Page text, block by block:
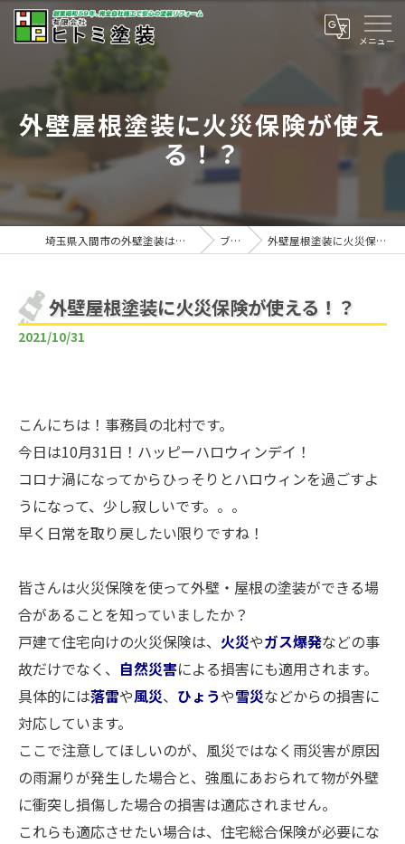
外壁屋根塗装に火災保険が使え
る！？
埼玉県入間市の外壁塗装は有限会社ヒトミ塗装 ブログ 外壁屋根塗装に火災保険が使える！？
外壁屋根塗装に火災保険が使える！？
2021/10/31
こんにちは！事務員の北村です。
今日は10月31日！ハッピーハロウィンデイ！
コロナ渦になってからひっそりとハロウィンを過ごすよ
うになって、少し寂しいです。。。
早く日常を取り戻したい限りですね！
皆さんは火災保険を使って外壁・屋根の塗装ができる場
合があることを知っていましたか？
戸建て住宅向けの火災保険は、 火災やガス爆発などの事
故だけでなく、 自然災害による損害にも適用されます。
具体的には落雷や風災、 ひょうや雪災などからの損害に
対応しています。
ここで注意してほしいのが、風災ではなく雨災害が原因
の雨漏りが発生した場合と、強風にあおられて物が外壁
に衝突し損傷した場合の損害は適応されません。
これらも適応させたい場合は、住宅総合保険が必要にな